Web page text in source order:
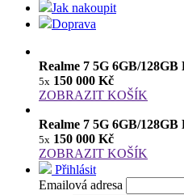
Jak nakoupit
Doprava
Realme 7 5G 6GB/
5x 150 000 Kč
ZOBRAZIT KOŠÍK
Realme 7 5G 6GB/
5x 150 000 Kč
ZOBRAZIT KOŠÍK
Přihlásit
Emailová adresa